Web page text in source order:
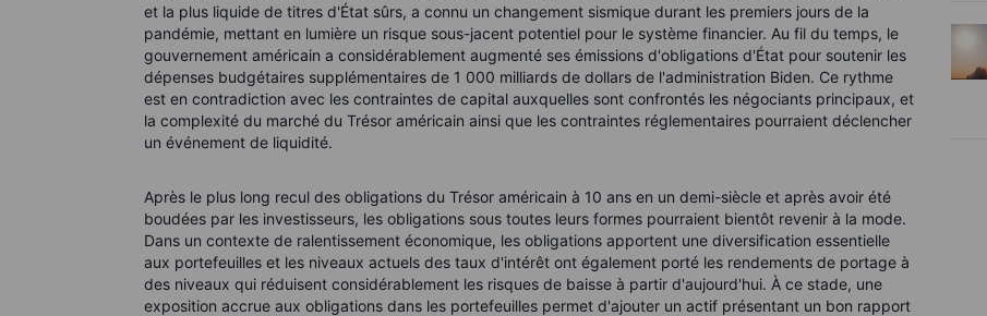
et la plus liquide de titres d'État sûrs, a connu un changement sismique durant les premiers jours de la
pandémie, mettant en lumière un risque sous-jacent potentiel pour le système financier. Au fil du temps, le
gouvernement américain a considérablement augmenté ses émissions d'obligations d'État pour soutenir les
dépenses budgétaires supplémentaires de 1 000 milliards de dollars de l'administration Biden. Ce rythme
est en contradiction avec les contraintes de capital auxquelles sont confrontés les négociants principaux, et
la complexité du marché du Trésor américain ainsi que les contraintes réglementaires pourraient déclencher
un événement de liquidité.
Après le plus long recul des obligations du Trésor américain à 10 ans en un demi-siècle et après avoir été
boudées par les investisseurs, les obligations sous toutes leurs formes pourraient bientôt revenir à la mode.
Dans un contexte de ralentissement économique, les obligations apportent une diversification essentielle
aux portefeuilles et les niveaux actuels des taux d'intérêt ont également porté les rendements de portage à
des niveaux qui réduisent considérablement les risques de baisse à partir d'aujourd'hui. À ce stade, une
exposition accrue aux obligations dans les portefeuilles permet d'ajouter un actif présentant un bon rapport